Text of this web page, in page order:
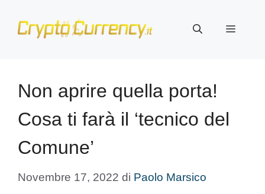
Menu
Non aprire quella porta!
Cosa ti farà il ‘tecnico del
Comune’
Novembre 17, 2022 di Paolo Marsico